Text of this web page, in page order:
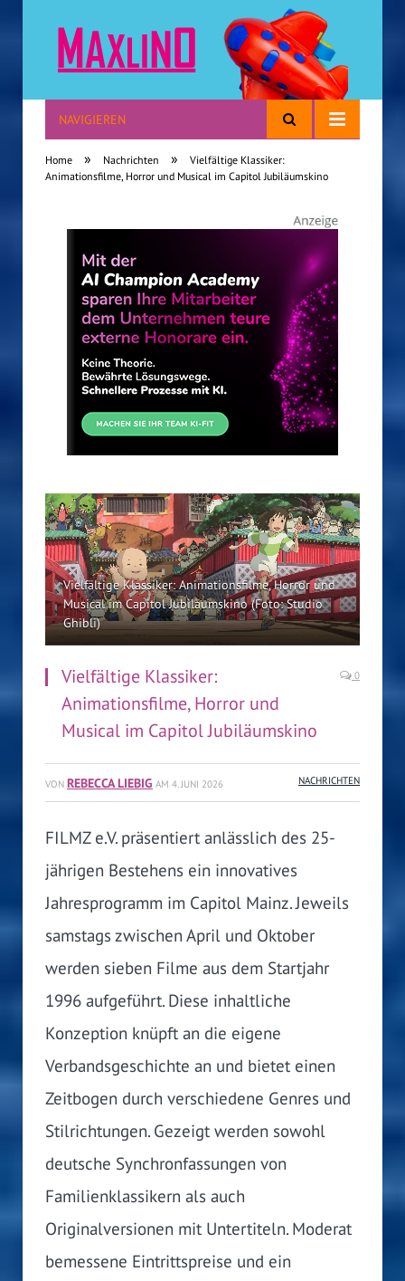
Reisen mit Kindern
NAVIGIEREN
Home » Nachrichten »
Vielfältige Klassiker:
Animationsfilme, Horror und Musical im Capitol Jubiläumskino
Vielfältige Klassiker: Animationsfilme, Horror und
Musical im Capitol Jubiläumskino (Foto: Studio
Ghibli)
Vielfältige Klassiker:
Animationsfilme, Horror und
Musical im Capitol Jubiläumskino
0
VON REBECCA LIEBIG AM 4. JUNI 2026 NACHRICHTEN
FILMZ e.V. präsentiert anlässlich des 25-
jährigen Bestehens ein innovatives
Jahresprogramm im Capitol Mainz. Jeweils
samstags zwischen April und Oktober
werden sieben Filme aus dem Startjahr
1996 aufgeführt. Diese inhaltliche
Konzeption knüpft an die eigene
Verbandsgeschichte an und bietet einen
Zeitbogen durch verschiedene Genres und
Stilrichtungen. Gezeigt werden sowohl
deutsche Synchronfassungen von
Familienklassikern als auch
Originalversionen mit Untertiteln. Moderat
bemessene Eintrittspreise und ein